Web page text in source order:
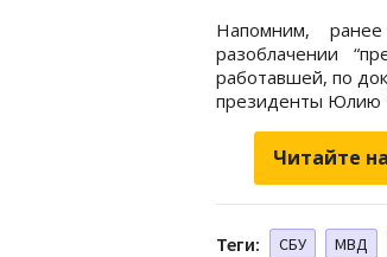
Напомним,
разоблачении
работавшей, по
президенты Юлию
Читайте
Теги: СБУ МВД